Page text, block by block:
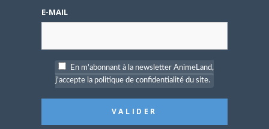
4 JUILLET 2026 0
[Entretien] Mokochan : «
Lors des prémices du
projet, il était déjà
demandé de suivre au
E-MAIL
En m'abonnant à la newsletter AnimeLand,
j'accepte la politique de confidentialité du site.